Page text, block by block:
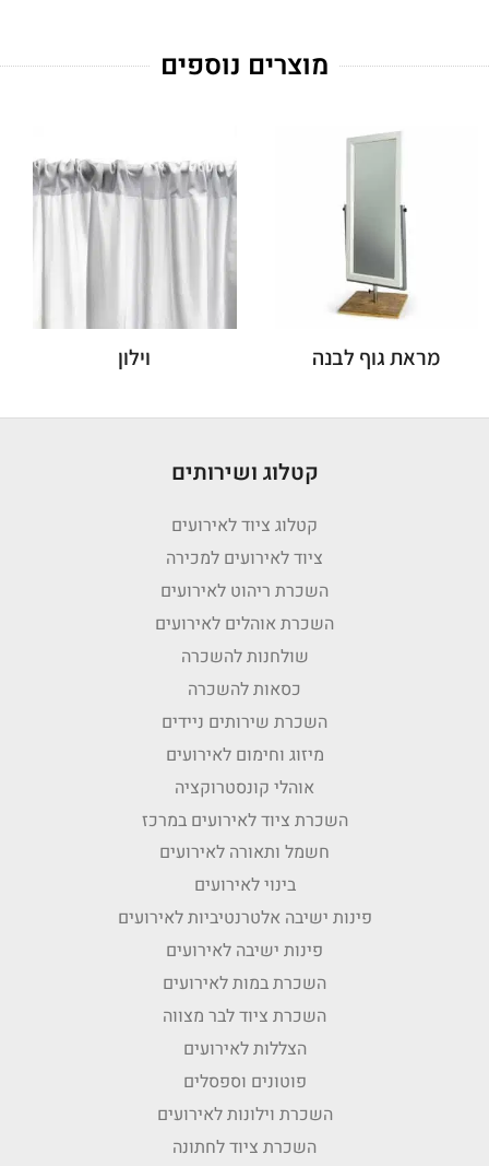
מוצרים נוספים
מראת גוף לבנה וילון
קטלוג ושירותים
קטלוג ציוד לאירועים
ציוד לאירועים למכירה
השכרת ריהוט לאירועים
השכרת אוהלים לאירועים
שולחנות להשכרה
כסאות להשכרה
השכרת שירותים ניידים
מיזוג וחימום לאירועים
אוהלי קונסטרוקציה
השכרת ציוד לאירועים במרכז
חשמל ותאורה לאירועים
בינוי לאירועים
פינות ישיבה אלטרנטיביות לאירועים
פינות ישיבה לאירועים
השכרת במות לאירועים
השכרת ציוד לבר מצווה
הצללות לאירועים
פוטונים וספסלים
השכרת וילונות לאירועים
השכרת ציוד לחתונה